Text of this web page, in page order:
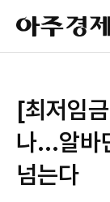
아
주
경
[최저임
나...알바
넘는다